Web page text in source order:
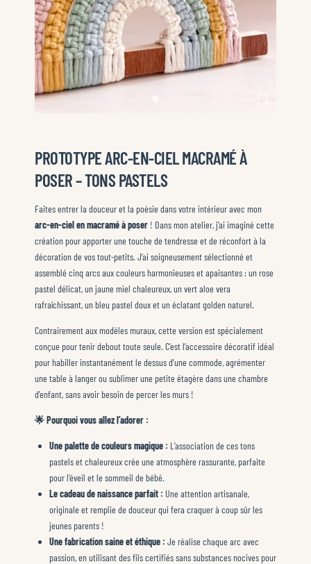
PROTOTYPE ARC-EN-CIEL MACRAMÉ À
POSER – TONS PASTELS
Faites entrer la douceur et la poésie dans votre intérieur avec mon
arc-en-ciel en macramé à poser ! Dans mon atelier, j’ai imaginé cette
création pour apporter une touche de tendresse et de réconfort à la
décoration de vos tout-petits. J’ai soigneusement sélectionné et
assemblé cinq arcs aux couleurs harmonieuses et apaisantes : un rose
pastel délicat, un jaune miel chaleureux, un vert aloe vera
rafraîchissant, un bleu pastel doux et un éclatant golden naturel.
Contrairement aux modèles muraux, cette version est spécialement
conçue pour tenir debout toute seule. C’est l’accessoire décoratif idéal
pour habiller instantanément le dessus d’une commode, agrémenter
une table à langer ou sublimer une petite étagère dans une chambre
d’enfant, sans avoir besoin de percer les murs !
🌟 Pourquoi vous allez l’adorer :
Une palette de couleurs magique : L’association de ces tons
pastels et chaleureux crée une atmosphère rassurante, parfaite
pour l’éveil et le sommeil de bébé.
Le cadeau de naissance parfait : Une attention artisanale,
originale et remplie de douceur qui fera craquer à coup sûr les
jeunes parents !
Une fabrication saine et éthique : Je réalise chaque arc avec
passion, en utilisant des fils certifiés sans substances nocives pour